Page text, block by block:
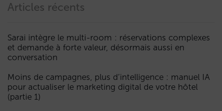
Articles récents
Sarai intègre le multi-room : réservations complexes
et demande à forte valeur, désormais aussi en
conversation
Moins de campagnes, plus d’intelligence : manuel IA
pour actualiser le marketing digital de votre hôtel
(partie 1)